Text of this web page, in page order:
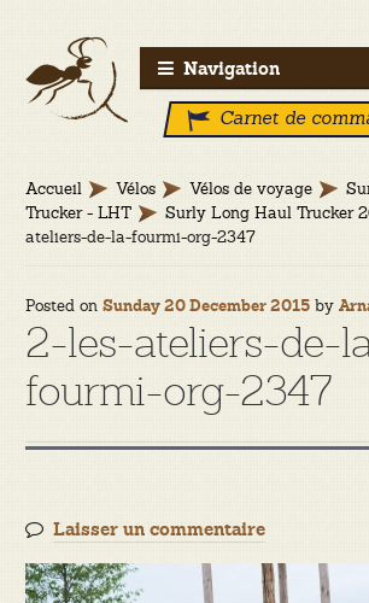
Aller
à
Aller
au
contenu
Navigation
Carnet de
Accueil Vélos Vélos de voyage
Trucker - LHT
Surly Long Haul Trucker
ateliers-de-la-fourmi-org-2347
Posted on Sunday 20 December 2015by
2-les-ateliers-de-
fourmi-org-2347
Laisser un commentaire